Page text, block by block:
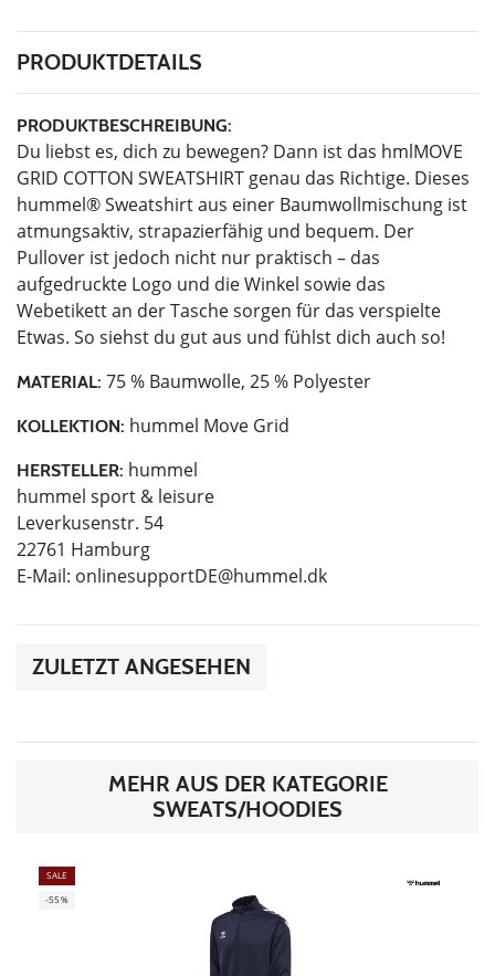
PRODUKTDETAILS
PRODUKTBESCHREIBUNG:
Du liebst es, dich zu bewegen? Dann ist das hmlMOVE
GRID COTTON SWEATSHIRT genau das Richtige. Dieses
hummel® Sweatshirt aus einer Baumwollmischung ist
atmungsaktiv, strapazierfähig und bequem. Der
Pullover ist jedoch nicht nur praktisch – das
aufgedruckte Logo und die Winkel sowie das
Webetikett an der Tasche sorgen für das verspielte
Etwas. So siehst du gut aus und fühlst dich auch so!
MATERIAL: 75 % Baumwolle, 25 % Polyester
KOLLEKTION: hummel Move Grid
HERSTELLER: hummel
hummel sport & leisure
Leverkusenstr. 54
22761 Hamburg
E-Mail: onlinesupportDE@hummel.dk
ZULETZT ANGESEHEN
MEHR AUS DER KATEGORIE
SWEATS/HOODIES
SALE
-55%